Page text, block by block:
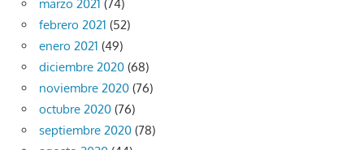
marzo 2021 (74)
febrero 2021 (52)
enero 2021 (49)
diciembre 2020 (68)
noviembre 2020 (76)
octubre 2020 (76)
septiembre 2020 (78)